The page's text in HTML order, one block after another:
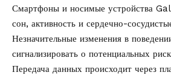
Смартфоны и носимые устройства
сон, активность и сердечно-
Незначительные изменения в
сигнализировать о потенциальных
Передача данных происходит через